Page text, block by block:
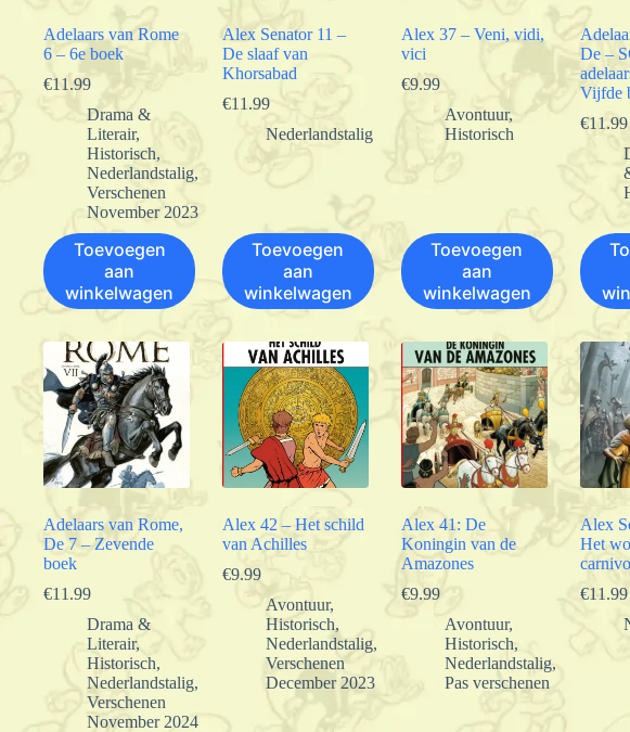
Adelaars van Rome
6 – 6e boek
€11.99
Drama &
Literair,
Historisch,
Nederlandstalig,
Verschenen
November 2023
Toevoegen
aan
winkelwagen
Alex Senator 11 –
De slaaf van
Khorsabad
€11.99
Nederlandstalig
Toevoegen
aan
winkelwagen
Alex 37 – Veni, vidi,
vici
€9.99
Avontuur,
Historisch
Toevoegen
aan
winkelwagen
De –
Vijfde
€11.99
Adelaars van Rome,
De 7 – Zevende
boek
€11.99
Drama &
Literair,
Historisch,
Nederlandstalig,
Verschenen
November 2024
Alex 42 – Het schild
van Achilles
€9.99
Avontuur,
Historisch,
Nederlandstalig,
Verschenen
December 2023
Alex 41: De
Koningin van de
Amazones
€9.99
Avontuur,
Historisch,
Nederlandstalig,
Pas verschenen
Alex
Het
€11.99